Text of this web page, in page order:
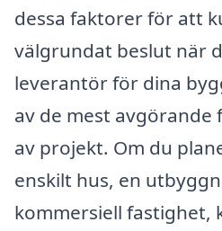
dessa faktorer för att
välgrundat beslut när
leverantör för dina
av de mest
av projekt. Om du
enskilt hus, en
kommersiell fastighet,